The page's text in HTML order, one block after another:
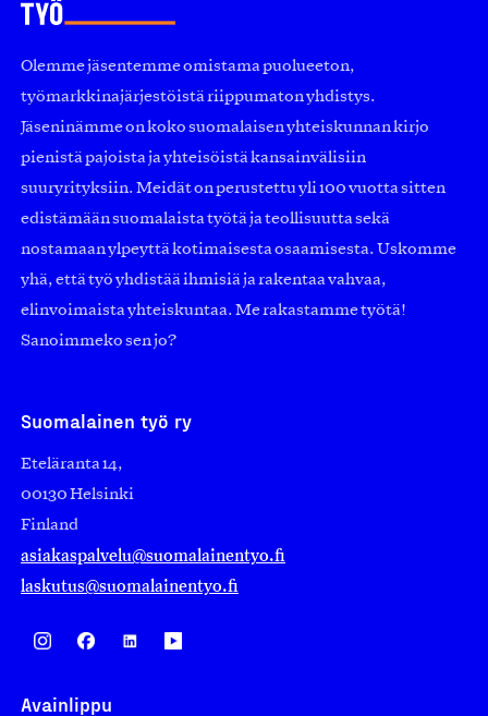
Olemme jäsentemme omistama puolueeton,
työmarkkinajärjestöistä riippumaton yhdistys.
Jäseninämme on koko suomalaisen yhteiskunnan kirjo
pienistä pajoista ja yhteisöistä kansainvälisiin
suuryrityksiin. Meidät on perustettu yli 100 vuotta sitten
edistämään suomalaista työtä ja teollisuutta sekä
nostamaan ylpeyttä kotimaisesta osaamisesta. Uskomme
yhä, että työ yhdistää ihmisiä ja rakentaa vahvaa,
elinvoimaista yhteiskuntaa. Me rakastamme työtä!
Sanoimmeko sen jo?
Suomalainen työ ry
Eteläranta 14,
00130 Helsinki
Finland
asiakaspalvelu@suomalainentyo.fi
laskutus@suomalainentyo.fi
Avainlippu